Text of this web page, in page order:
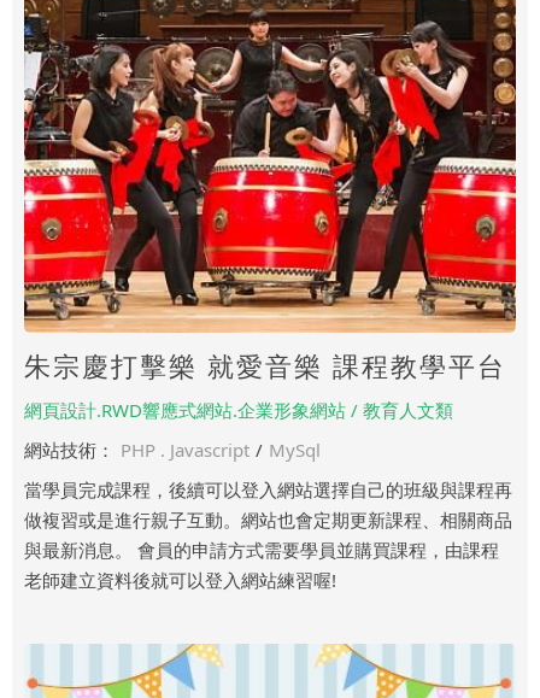
朱宗慶打擊樂 就愛音樂 課程教學平台
網頁設計.RWD響應式網站.企業形象網站 / 教育人文類
網站技術： PHP . Javascript / MySql
當學員完成課程，後續可以登入網站選擇自己的班級與課程再
做複習或是進行親子互動。網站也會定期更新課程、相關商品
與最新消息。 會員的申請方式需要學員並購買課程，由課程
老師建立資料後就可以登入網站練習喔!